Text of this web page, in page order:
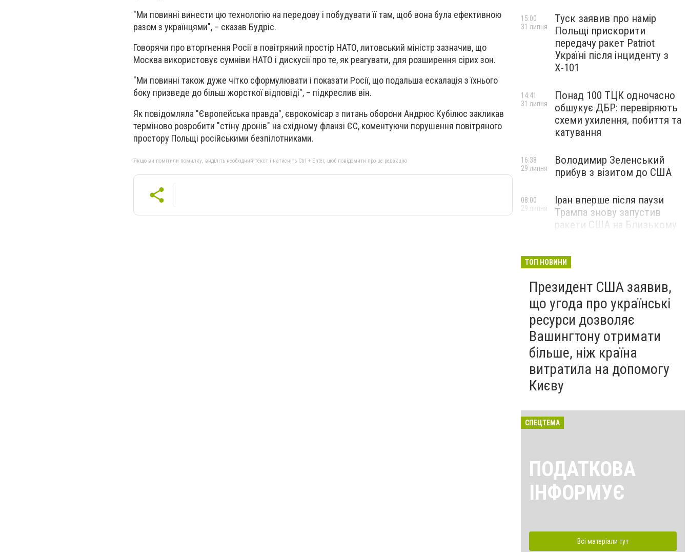
"Ми повинні винести цю технологію на передову і побудувати її там, щоб вона була ефективною
разом з українцями", – сказав Будріс.
Говорячи про вторгнення Росії в повітряний простір НАТО, литовський міністр зазначив, що
Москва використовує сумніви НАТО і дискусії про те, як реагувати, для розширення сірих зон.
"Ми повинні також дуже чітко сформулювати і показати Росії, що подальша ескалація з їхнього
боку призведе до більш жорсткої відповіді", – підкреслив він.
Як повідомляла "Європейська правда", єврокомісар з питань оборони Андрюс Кубілюс закликав
терміново розробити "стіну дронів" на східному фланзі ЄС, коментуючи порушення повітряного
простору Польщі російськими безпілотниками.
Якщо ви помітили помилку, виділіть необхідний текст і натисніть Ctrl + Enter, щоб повідомити про це редакцію
Туск заявив про намір
Польщі прискорити
передачу ракет Patriot
Україні після інциденту з
Х-101
15:00
31 липня
Понад 100 ТЦК одночасно
обшукує ДБР: перевіряють
схеми ухилення, побиття та
катування
14:41
31 липня
Володимир Зеленський
прибув з візитом до США
16:38
29 липня
Іран вперше після паузи
Трампа знову запустив
ракети США на Близькому
08:00
29 липня
ТОП НОВИНИ
Президент США заявив,
що угода про українські
ресурси дозволяє
Вашингтону отримати
більше, ніж країна
витратила на допомогу
Києву
СПЕЦТЕМА
ПОДАТКОВА
ІНФОРМУЄ
Всі матеріали тут